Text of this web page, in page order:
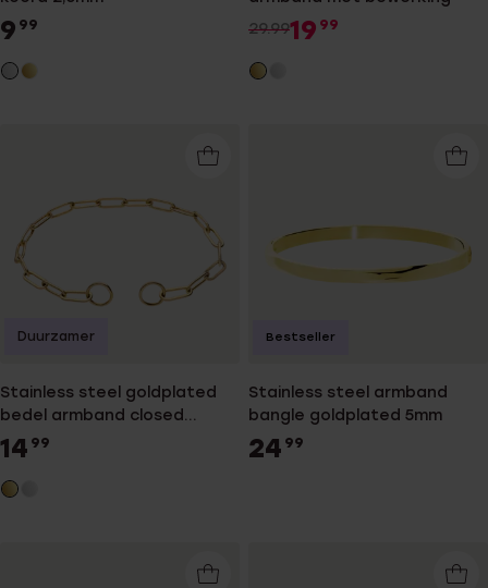
9 99
29.9919 99
Stainless steel goldplated
bedel armband closed
forever
14 99
Duurzamer
Stainless steel armband
bangle goldplated 5mm
24 99
Bestseller